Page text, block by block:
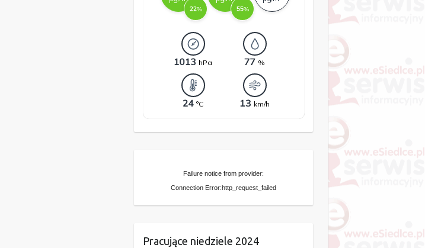
Failure notice from provider:
Connection Error:http_request_failed
Pracujące niedziele 2024